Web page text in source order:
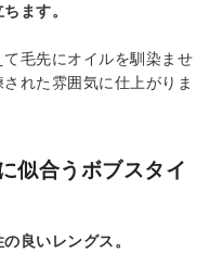
ます。
毛先にオイルを馴染ませ
れた雰囲気に仕上がりま
似合うボブスタイ
良いレングス。